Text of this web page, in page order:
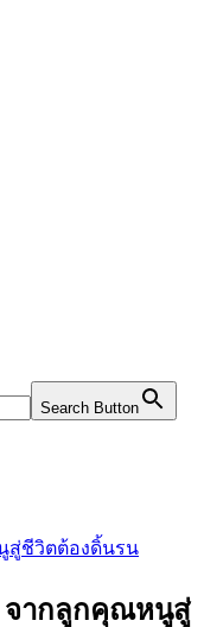
Search Button
สู่ชีวิตต้องดิ้นรน
จากลูกคุณหนูสู่